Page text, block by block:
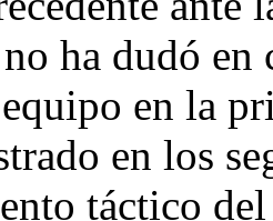
ha dudó
en la
en los
táctico